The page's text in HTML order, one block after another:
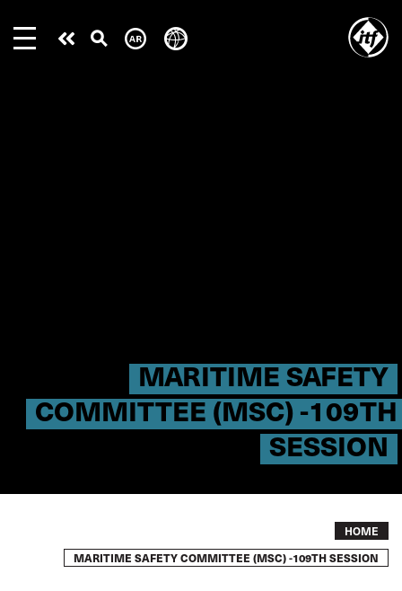
main
MARITIME SAFETY
COMMITTEE (MSC) -109TH
SESSION
Take
Breadcrumb
HOME
MARITIME SAFETY COMMITTEE (MSC) -109TH SESSION